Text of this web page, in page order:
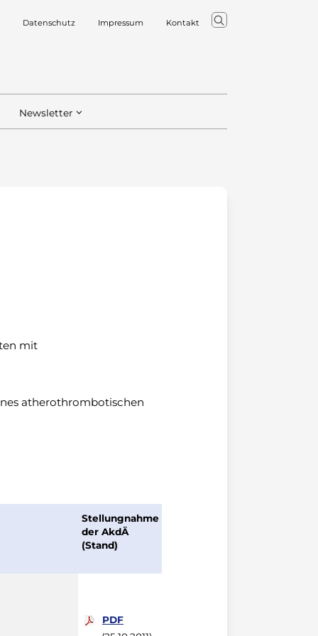
Datenschutz Impressum Kontakt
Newsletter
mit
atherothrombotischen
Stellungnahme
der AkdÄ
(Stand)
PDF